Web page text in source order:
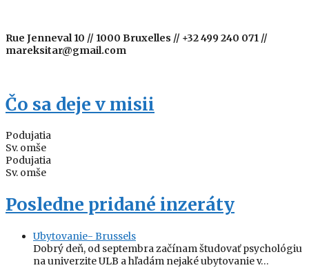
Rue Jenneval 10 // 1000 Bruxelles // +32 499 240 071 //
mareksitar@gmail.com
Čo sa deje v misii
Podujatia
Sv. omše
Podujatia
Sv. omše
Posledne pridané inzeráty
Ubytovanie- Brussels
Dobrý deň, od septembra začínam študovať psychológiu
na univerzite ULB a hľadám nejaké ubytovanie v…